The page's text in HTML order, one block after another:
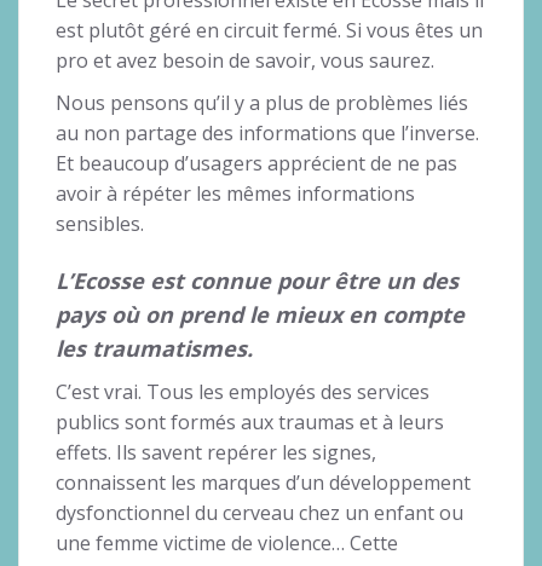
est plutôt géré en circuit fermé. Si vous êtes un
pro et avez besoin de savoir, vous saurez.
Nous pensons qu’il y a plus de problèmes liés
au non partage des informations que l’inverse.
Et beaucoup d’usagers apprécient de ne pas
avoir à répéter les mêmes informations
sensibles.
L’Ecosse est connue pour être un des
pays où on prend le mieux en compte
les traumatismes.
C’est vrai. Tous les employés des services
publics sont formés aux traumas et à leurs
effets. Ils savent repérer les signes,
connaissent les marques d’un développement
dysfonctionnel du cerveau chez un enfant ou
une femme victime de violence… Cette